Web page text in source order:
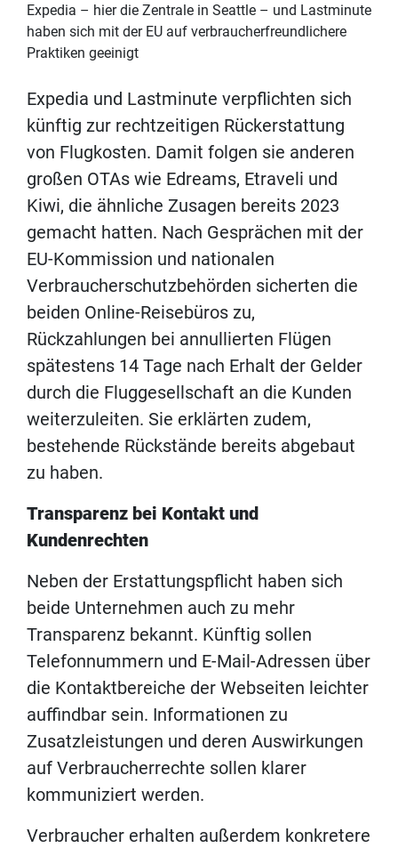
Expedia – hier die Zentrale in Seattle – und Lastminute
haben sich mit der EU auf verbraucherfreundlichere
Praktiken geeinigt
Expedia und Lastminute verpflichten sich
künftig zur rechtzeitigen Rückerstattung
von Flugkosten. Damit folgen sie anderen
großen OTAs wie Edreams, Etraveli und
Kiwi, die ähnliche Zusagen bereits 2023
gemacht hatten. Nach Gesprächen mit der
EU-Kommission und nationalen
Verbraucherschutzbehörden sicherten die
beiden Online-Reisebüros zu,
Rückzahlungen bei annullierten Flügen
spätestens 14 Tage nach Erhalt der Gelder
durch die Fluggesellschaft an die Kunden
weiterzuleiten. Sie erklärten zudem,
bestehende Rückstände bereits abgebaut
zu haben.
Transparenz bei Kontakt und
Kundenrechten
Neben der Erstattungspflicht haben sich
beide Unternehmen auch zu mehr
Transparenz bekannt. Künftig sollen
Telefonnummern und E-Mail-Adressen über
die Kontaktbereiche der Webseiten leichter
auffindbar sein. Informationen zu
Zusatzleistungen und deren Auswirkungen
auf Verbraucherrechte sollen klarer
kommuniziert werden.
Verbraucher erhalten außerdem konkretere